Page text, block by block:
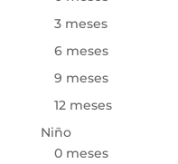
3 meses
6 meses
9 meses
12 meses
Niño
0 meses